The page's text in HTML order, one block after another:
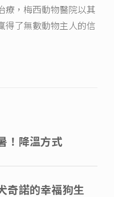
療，梅西動物醫院以其
得了無數動物主人的信